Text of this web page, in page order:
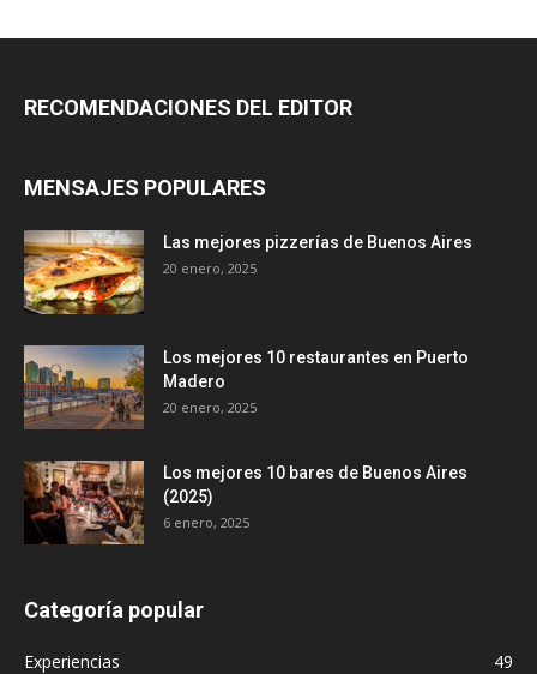
RECOMENDACIONES DEL EDITOR
MENSAJES POPULARES
Las mejores pizzerías de Buenos Aires
20 enero, 2025
Los mejores 10 restaurantes en Puerto
Madero
20 enero, 2025
Los mejores 10 bares de Buenos Aires
(2025)
6 enero, 2025
Categoría popular
Experiencias
49